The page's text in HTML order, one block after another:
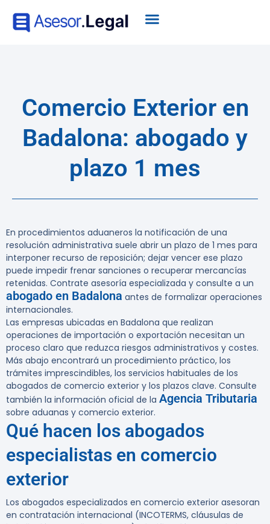
Comercio Exterior en
Badalona: abogado y
plazo 1 mes
En procedimientos aduaneros la notificación de una
resolución administrativa suele abrir un plazo de 1 mes para
interponer recurso de reposición; dejar vencer ese plazo
puede impedir frenar sanciones o recuperar mercancías
retenidas. Contrate asesoría especializada y consulte a un
abogado en Badalona antes de formalizar operaciones
internacionales.
Las empresas ubicadas en Badalona que realizan
operaciones de importación o exportación necesitan un
proceso claro que reduzca riesgos administrativos y costes.
Más abajo encontrará un procedimiento práctico, los
trámites imprescindibles, los servicios habituales de los
abogados de comercio exterior y los plazos clave. Consulte
también la información oficial de la Agencia Tributaria
sobre aduanas y comercio exterior.
Qué hacen los abogados
especialistas en comercio
exterior
Los abogados especializados en comercio exterior asesoran
en contratación internacional (INCOTERMS, cláusulas de